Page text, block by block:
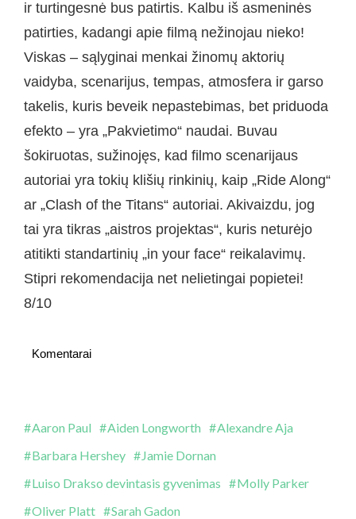
ir turtingesnė bus patirtis. Kalbu iš asmeninės
patirties, kadangi apie filmą nežinojau nieko!
Viskas – sąlyginai menkai žinomų aktorių
vaidyba, scenarijus, tempas, atmosfera ir garso
takelis, kuris beveik nepastebimas, bet priduoda
efekto – yra „Pakvietimo“ naudai. Buvau
šokiruotas, sužinojęs, kad filmo scenarijaus
autoriai yra tokių klišių rinkinių, kaip „Ride Along“
ar „Clash of the Titans“ autoriai. Akivaizdu, jog
tai yra tikras „aistros projektas“, kuris neturėjo
atitikti standartinių „in your face“ reikalavimų.
Stipri rekomendacija net nelietingai popietei!
8/10
Komentarai
Aaron Paul Aiden Longworth
Alexandre Aja
Barbara Hershey
Jamie Dornan
Luiso Drakso devintasis gyvenimas
Molly Parker
Oliver Platt
Sarah Gadon